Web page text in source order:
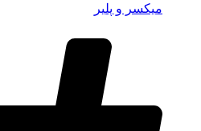
میکسر و پلیر